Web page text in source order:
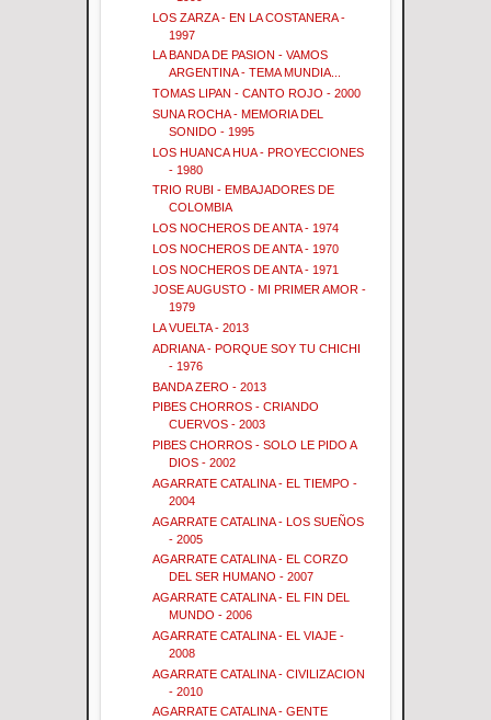
LOS ZARZA - EN LA COSTANERA -
1997
LA BANDA DE PASION - VAMOS
ARGENTINA - TEMA MUNDIA...
TOMAS LIPAN - CANTO ROJO - 2000
SUNA ROCHA - MEMORIA DEL
SONIDO - 1995
LOS HUANCA HUA - PROYECCIONES
- 1980
TRIO RUBI - EMBAJADORES DE
COLOMBIA
LOS NOCHEROS DE ANTA - 1974
LOS NOCHEROS DE ANTA - 1970
LOS NOCHEROS DE ANTA - 1971
JOSE AUGUSTO - MI PRIMER AMOR -
1979
LA VUELTA - 2013
ADRIANA - PORQUE SOY TU CHICHI
- 1976
BANDA ZERO - 2013
PIBES CHORROS - CRIANDO
CUERVOS - 2003
PIBES CHORROS - SOLO LE PIDO A
DIOS - 2002
AGARRATE CATALINA - EL TIEMPO -
2004
AGARRATE CATALINA - LOS SUEÑOS
- 2005
AGARRATE CATALINA - EL CORZO
DEL SER HUMANO - 2007
AGARRATE CATALINA - EL FIN DEL
MUNDO - 2006
AGARRATE CATALINA - EL VIAJE -
2008
AGARRATE CATALINA - CIVILIZACION
- 2010
AGARRATE CATALINA - GENTE